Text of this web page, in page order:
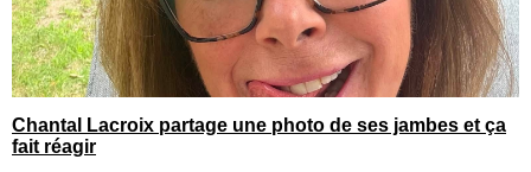
Chantal Lacroix partage une photo de ses jambes et ça
fait réagir